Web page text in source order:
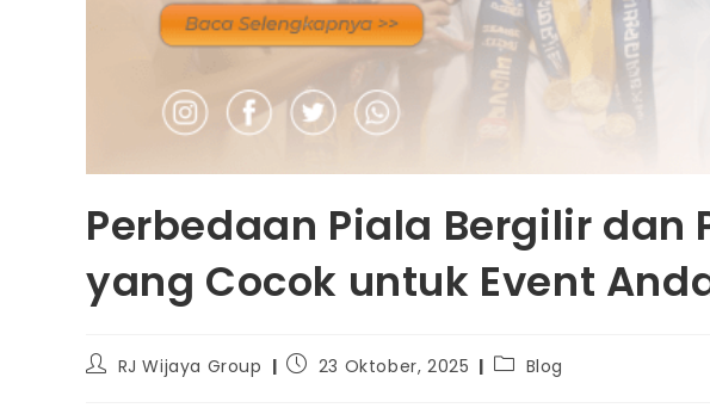
Perbedaan Piala Bergilir dan
yang Cocok untuk Event
RJ Wijaya Group 23 Oktober, 2025 Blog